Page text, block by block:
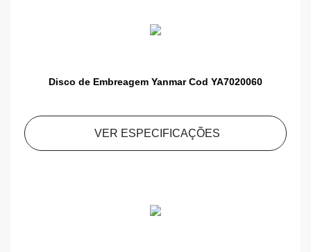
Disco de Embreagem Yanmar Cod YA7020060
VER ESPECIFICAÇÕES